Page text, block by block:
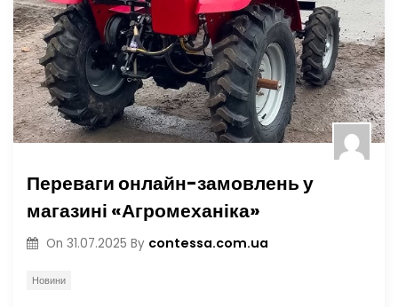
Переваги онлайн-замовлень у
магазині «Агромеханіка»
On 31.07.2025 By contessa.com.ua
Новини